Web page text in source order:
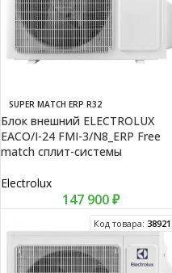
SUPER MATCH ERP R32
Блок внешний ELECTROLUX
EACO/I-24 FMI-3/N8_ERP Free
match сплит-системы
Electrolux
147 900₽
Код товара: 38921